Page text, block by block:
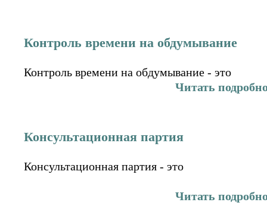
Контроль времени на обдумывание
Контроль времени на обдумывание - это
Читать
Консультационная партия
Консультационная партия - это
Читать